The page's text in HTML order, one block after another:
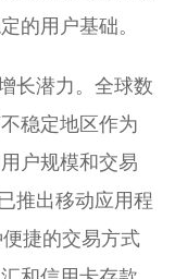
的用户基础。
长潜力。全球数
稳定地区作为
户规模和交易
推出移动应用程
捷的交易方式